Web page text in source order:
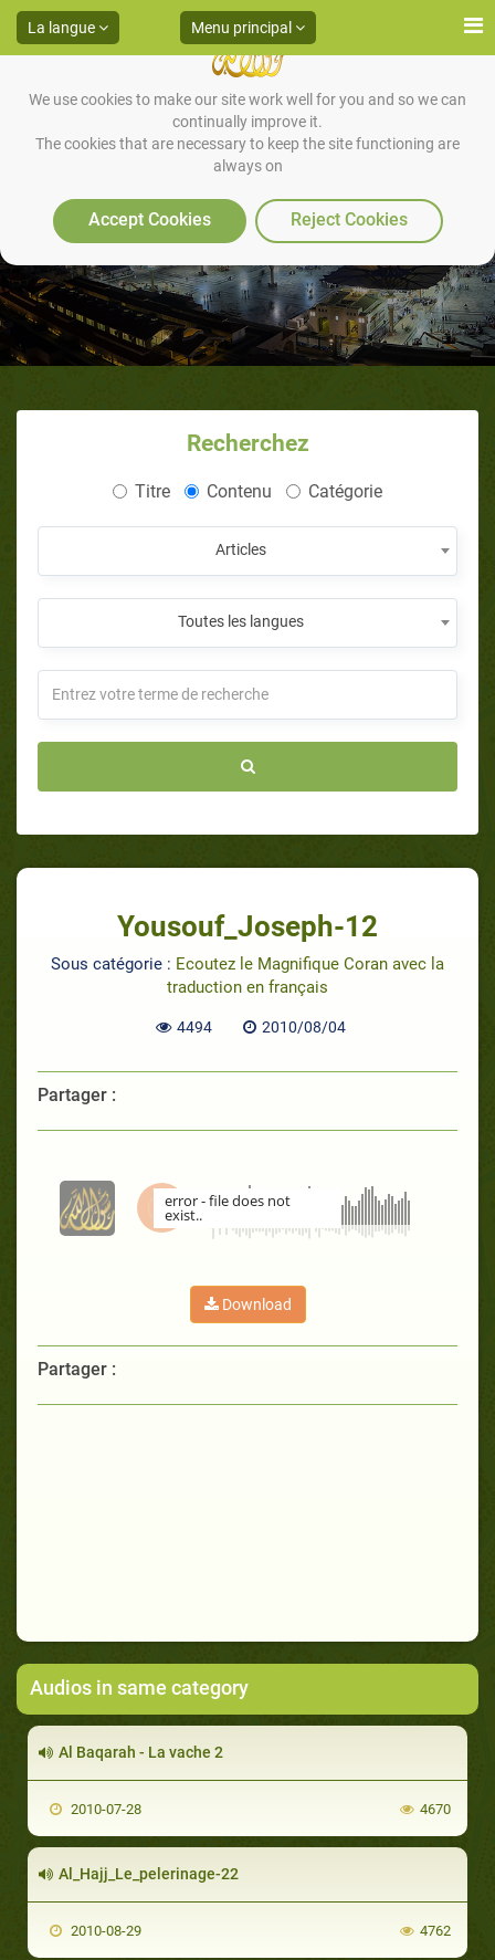
We use cookies to make our site work well for you and so we can
continually improve it.
The cookies that are necessary to keep the site functioning are
always on
Accept Cookies Reject Cookies
La langue Menu principal
Yousouf_Joseph-12
Recherchez
Titre Contenu Catégorie
Articles
Toutes les langues
Yousouf_Joseph-12
Sous catégorie : Ecoutez le Magnifique Coran avec la
traduction en français
4494 2010/08/04
Partager :
error - file does not
exist..
Download
Partager :
Audios in same category
Al Baqarah - La vache 2
2010-07-28 4670
Al_Hajj_Le_pelerinage-22
2010-08-29 4762